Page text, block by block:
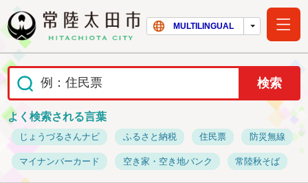
常陸太田市ホー
MULTILINGUAL
よく検索される言葉
じょうづるさんナビ ふるさと納税 住民票 防災無線
マイナンバーカード 空き家・空き地バンク 常陸秋そば